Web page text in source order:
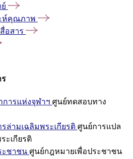
ห์คุณภาพ
อสาร
ารแห่งจุฬาฯ ศูนย์ทดสอบทาง
ล่ามเฉลิมพระเกียรติ ศูนย์การแปล
ะเกียรติ
ะชาชน ศูนย์กฎหมายเพื่อประชาชน